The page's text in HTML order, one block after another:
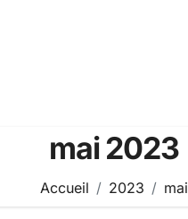
mai 2023
Accueil 2023 mai